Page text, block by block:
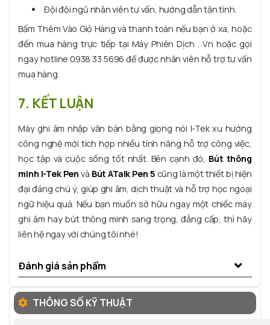
Đội đội ngũ nhân viên tư vấn, hướng dẫn tận tình.
Bấm Thêm Vào Giỏ Hàng và thanh toán nếu bạn ở xa, hoặc
đến mua hàng trực tiếp tại Máy Phiên Dịch . Vn hoặc gọi
ngay hotline 0938 33 5696 để được nhân viên hỗ trợ tư vấn
mua hàng.
7. KẾT LUẬN
Máy ghi âm nhập văn bản bằng giọng nói I-Tek xu hướng
công nghệ mới tích hợp nhiều tính năng hỗ trợ công việc,
học tập và cuộc sống tốt nhất. Bên cạnh đó, Bút thông
minh I-Tek Pen và Bút ATalk Pen 5 cũng là một thiết bị hiện
đại đáng chú ý, giúp ghi âm, dịch thuật và hỗ trợ học ngoại
ngữ hiệu quả. Nếu bạn muốn sở hữu ngay một chiếc máy
ghi âm hay bút thông minh sang trọng, đẳng cấp, thì hãy
liên hệ ngay với chúng tôi nhé!
Đánh giá sản phẩm
THÔNG SỐ KỸ THUẬT